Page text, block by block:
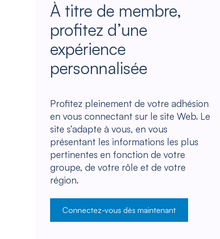
À titre de membre,
profitez d’une
expérience
personnalisée
Profitez pleinement de votre adhésion
en vous connectant sur le site Web. Le
site s’adapte à vous, en vous
présentant les informations les plus
pertinentes en fonction de votre
groupe, de votre rôle et de votre
région.
Connectez-vous dès maintenant